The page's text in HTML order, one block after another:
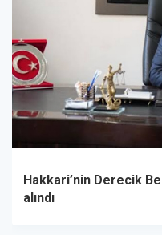
Hakkari’nin Derecik
alındı